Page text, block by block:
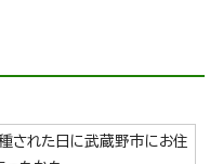
された日に武蔵野市にお住